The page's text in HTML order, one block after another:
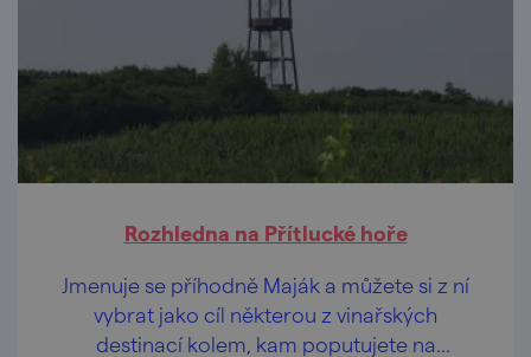
Rozhledna na Přítlucké hoře
Jmenuje se příhodně Maják a můžete si z ní
vybrat jako cíl některou z vinařských
destinací kolem, kam poputujete na